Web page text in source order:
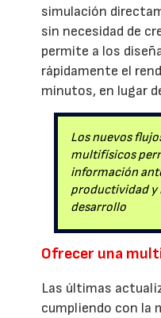
simulación
sin necesidad de
permite a los
rápidamente el
minutos, en lugar
Los nuevos
multifísicos
información
productividad y
desarrollo
Ofrecer una
Las últimas
cumpliendo con la